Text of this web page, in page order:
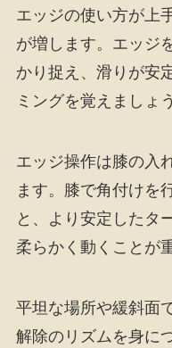
エッジの使い方が上
が増します。エッジ
かり捉え、滑りが安
ミングを覚えましょう
エッジ操作は膝の入
ます。膝で角付けを
と、より安定したタ
柔らかく動くことが
平坦な場所や緩斜面
解除のリズムを身に